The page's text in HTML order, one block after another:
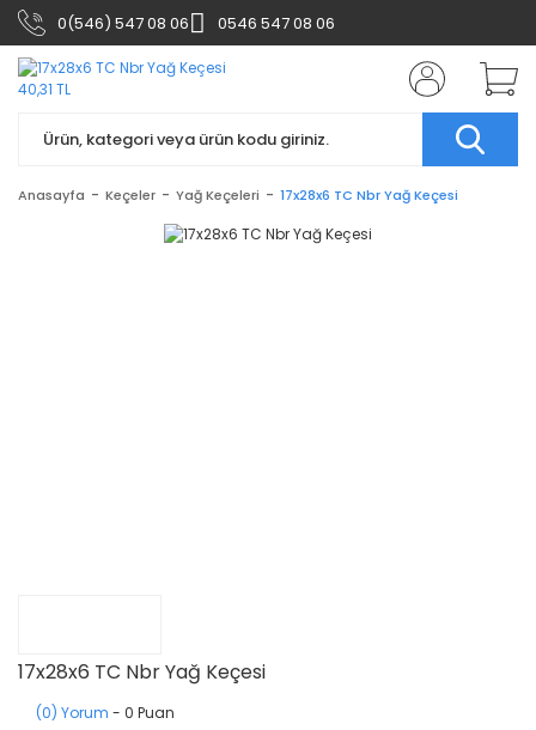
0(546) 547 08 06 0546 547 08 06
Anasayfa Keçeler Yağ Keçeleri 17x28x6 TC Nbr Yağ Keçesi
17x28x6 TC Nbr Yağ Keçesi
(0) Yorum - 0 Puan